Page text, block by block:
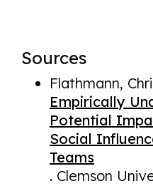
Sources
Flathmann,
Empirically
Potential
Social
Teams
. Clemson